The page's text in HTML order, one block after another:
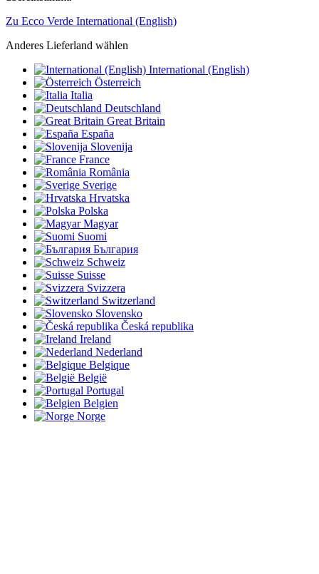
Zu Ecco Verde International (English)
Anderes Lieferland wählen
International (English)
Österreich
Italia
Deutschland
Great Britain
España
Slovenija
France
România
Sverige
Hrvatska
Polska
Magyar
Suomi
България
Schweiz
Suisse
Svizzera
Switzerland
Slovensko
Česká republika
Ireland
Nederland
Belgique
België
Portugal
Belgien
Norge